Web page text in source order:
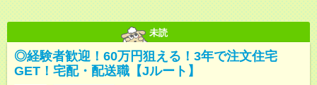
未読
◎経験者歓迎！60万円狙える！3年で注文住宅
GET！宅配・配送職【Jルート】